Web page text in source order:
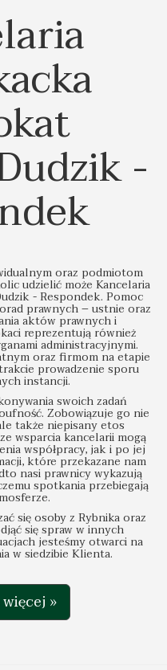
-
oraz podmiotom
udzielić może Kancelaria
- Respondek. Pomoc
prawnych – ustnie oraz
aktów prawnych i
reprezentują również
administracyjnymi.
oraz firmom na etapie
prowadzenie sporu
instancji.
swoich zadań
Zobowiązuje go nie
także niepisany etos
wsparcia kancelarii mogą
współpracy, jak i po jej
które przekazane nam
nasi prawnicy wykazują
spotkania przebiegają
się osoby z Rybnika oraz
się spraw w innych
jesteśmy otwarci na
w siedzibie Klienta.
»